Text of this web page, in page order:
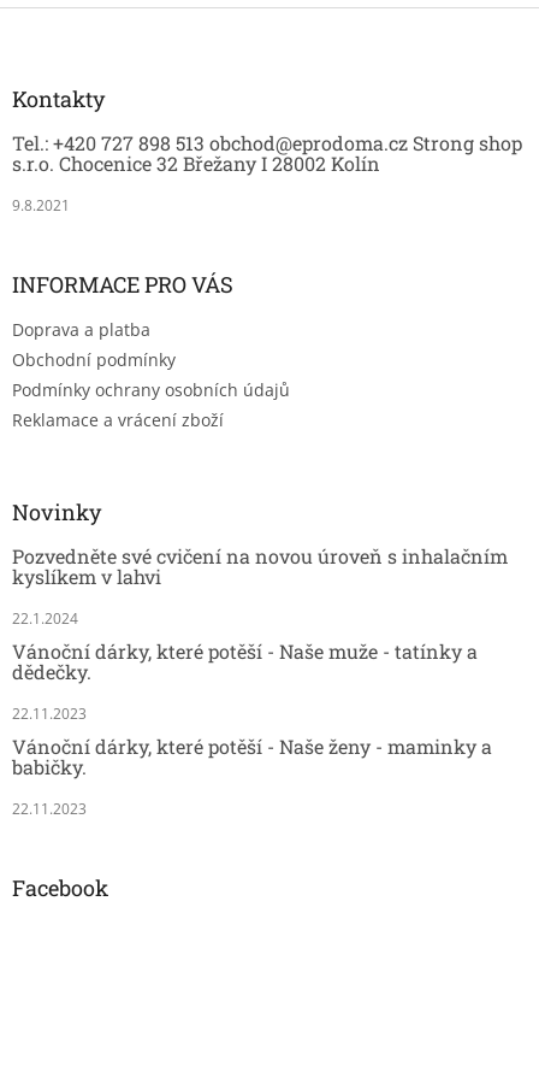
Z
Kontakty
Tel.: +420 727 898 513 obchod@eprodoma.cz Strong shop
s.r.o. Chocenice 32 Břežany I 28002 Kolín
9.8.2021
INFORMACE PRO VÁS
Doprava a platba
Obchodní podmínky
Podmínky ochrany osobních údajů
Reklamace a vrácení zboží
Novinky
Pozvedněte své cvičení na novou úroveň s inhalačním
kyslíkem v lahvi
22.1.2024
Vánoční dárky, které potěší - Naše muže - tatínky a
dědečky.
22.11.2023
Vánoční dárky, které potěší - Naše ženy - maminky a
babičky.
22.11.2023
Facebook